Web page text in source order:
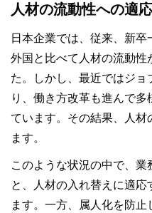
人材の流動性への適応
日本企業では、従来、新
外国と比べて人材の流動性
た。しかし、最近ではジョ
り、働き方改革も進んで
ています。その結果、人材
ます。
このような状況の中で、業
と、人材の入れ替えに適応
ます。一方、属人化を防